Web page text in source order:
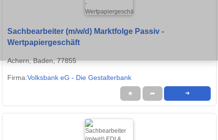
Sachbearbeiter (m/w/d) Marktfolge Passiv -
Wertpapiergeschäft
Achern, Baden, 77855
Firma:Volksbank eG - Die Gestalterbank
★ ➦ ➜